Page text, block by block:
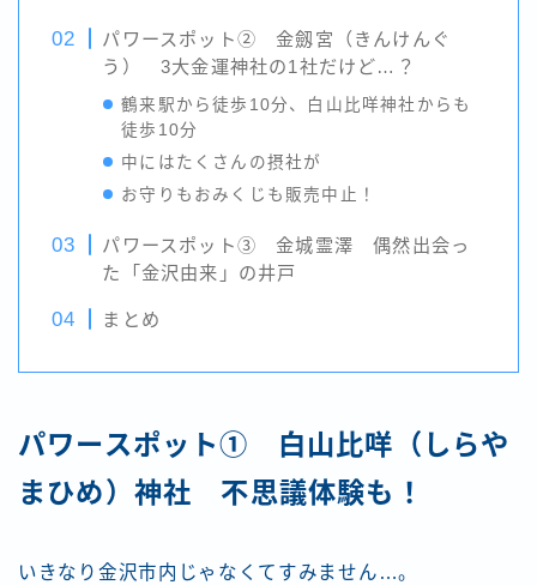
パワースポット② 金劔宮（きんけんぐ
う） 3大金運神社の1社だけど…？
鶴来駅から徒歩10分、白山比咩神社からも
徒歩10分
中にはたくさんの摂社が
お守りもおみくじも販売中止！
パワースポット③ 金城霊澤 偶然出会っ
た「金沢由来」の井戸
まとめ
パワースポット① 白山比咩（しらや
まひめ）神社 不思議体験も！
いきなり金沢市内じゃなくてすみません…。